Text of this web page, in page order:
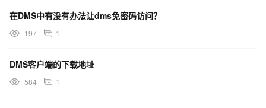
在DMS中有没有办法让dms免密码访问？
197 1
DMS客户端的下载地址
584 1